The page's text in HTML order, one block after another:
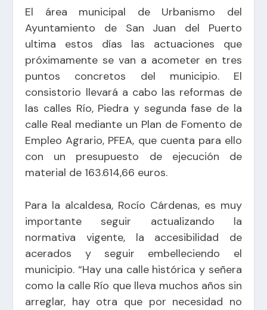
El área municipal de Urbanismo del
Ayuntamiento de San Juan del Puerto
ultima estos días las actuaciones que
próximamente se van a acometer en tres
puntos concretos del municipio. El
consistorio llevará a cabo las reformas de
las calles Río, Piedra y segunda fase de la
calle Real mediante un Plan de Fomento de
Empleo Agrario, PFEA, que cuenta para ello
con un presupuesto de ejecución de
material de 163.614,66 euros.
Para la alcaldesa, Rocío Cárdenas, es muy
importante seguir actualizando la
normativa vigente, la accesibilidad de
acerados y seguir embelleciendo el
municipio. “Hay una calle histórica y señera
como la calle Río que lleva muchos años sin
arreglar, hay otra que por necesidad no